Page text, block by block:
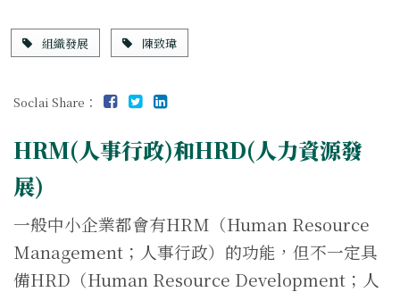
組織發展 陳致瑋
Soclai Share：
HRM(人事行政)和HRD(人力資源發
展)
一般中小企業都會有HRM（Human Resource
Management；人事行政）的功能，但不一定具
備HRD（Human Resource Development；人